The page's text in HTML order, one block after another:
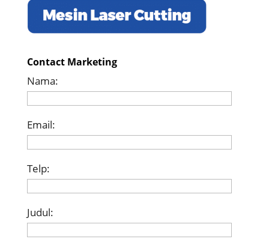
Contact Marketing
Nama:
Email:
Telp:
Judul: